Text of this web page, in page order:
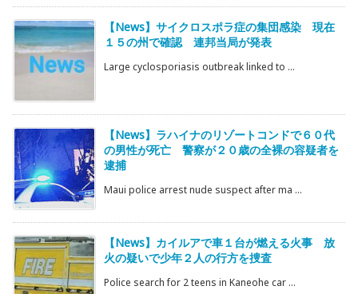
【News】サイクロスポラ症の集団感染 現在
１５の州で確認 連邦当局が発表
Large cyclosporiasis outbreak linked to ...
【News】ラハイナのリゾートコンドで６０代
の男性が死亡 警察が２０歳の全裸の容疑者を
逮捕
Maui police arrest nude suspect after ma ...
【News】カイルアで車１台が燃える火事 放
火の疑いで少年２人の行方を捜査
Police search for 2 teens in Kaneohe car ...